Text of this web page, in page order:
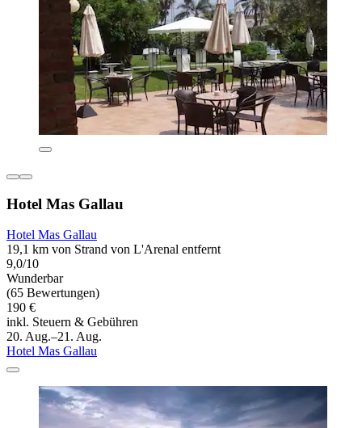
Hotel Mas Gallau
Hotel Mas Gallau
19,1 km von Strand von L'Arenal entfernt
9,0/10
Wunderbar
(65 Bewertungen)
190 €
inkl. Steuern & Gebühren
20. Aug.–21. Aug.
Hotel Mas Gallau